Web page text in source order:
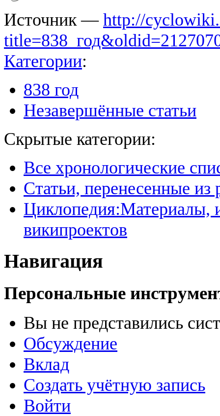
Источник — http://
Категории:
838 год
Незавершённые статьи
Скрытые категории:
Все хронологические
Статьи, перенесенные из
Циклопедия:Материалы,
википроектов
Навигация
Персональные
Вы не представились
Обсуждение
Вклад
Создать учётную запись
Войти